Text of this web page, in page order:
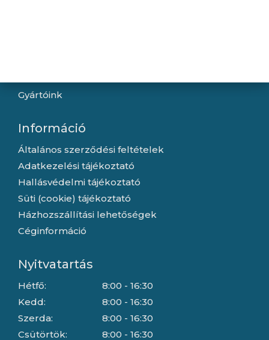
Gyártóink
Információ
Általános szerződési feltételek
Adatkezelési tájékoztató
Hallásvédelmi tájékoztató
Süti (cookie) tájékoztató
Házhozszállítási lehetőségek
Céginformáció
Nyitvatartás
Hétfő:
Kedd:
Szerda:
Csütörtök:
8:00 - 16:30
8:00 - 16:30
8:00 - 16:30
8:00 - 16:30